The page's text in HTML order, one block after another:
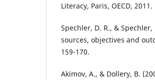
Literacy, Paris, OECD, 2011.
Spechler, D. R., &
sources, objectives and
159-170.
Akimov, A., & Dollery, B.